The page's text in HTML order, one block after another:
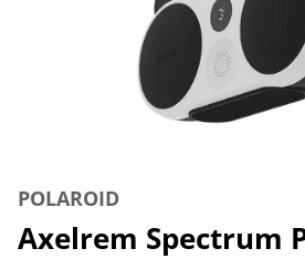
POLAROID
Axelrem Spectrum